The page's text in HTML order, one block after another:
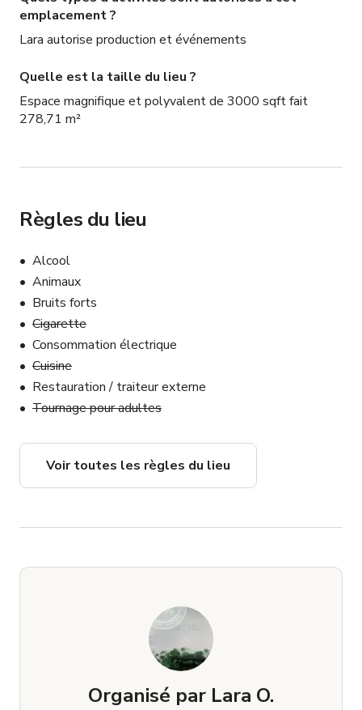
Notre équipe peut prendre des photos ou de courtes
vidéos des installations d'événements à des fins
marketing/promotionnelles. L'hôte/invité peut se
ou pendant l'événement.
emplacement ?
Lara autorise production et événements
Quelle est la taille du lieu ?
Espace magnifique et polyvalent de 3000 sqft fait
278,71 m²
Règles du lieu
Alcool
Animaux
Bruits forts
Cigarette
Consommation électrique
Cuisine
Restauration / traiteur externe
Tournage pour adultes
Voir toutes les règles du lieu
Organisé par Lara O.